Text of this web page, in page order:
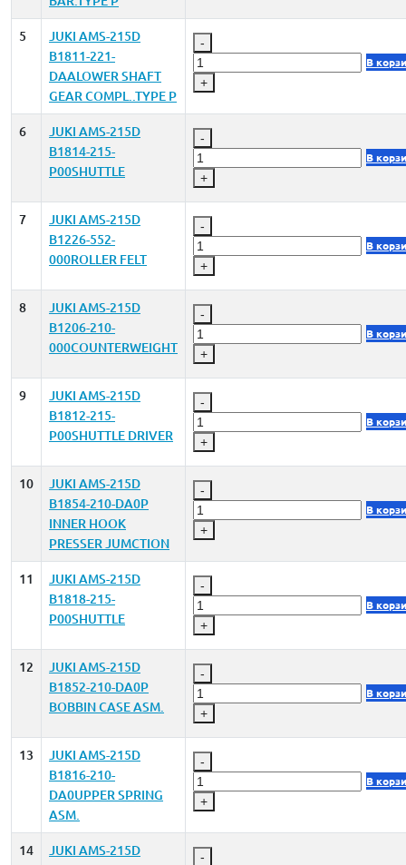
5
JUKI AMS-215D
B1811-221-
DAALOWER SHAFT
GEAR COMPL..TYPE P
-
+
В
6
JUKI AMS-215D
B1814-215-
P00SHUTTLE
-
+
В
7
JUKI AMS-215D
B1226-552-
000ROLLER FELT
-
+
В
8
JUKI AMS-215D
B1206-210-
000COUNTERWEIGHT
-
+
В
9
JUKI AMS-215D
B1812-215-
P00SHUTTLE DRIVER
-
+
В
10
JUKI AMS-215D
B1854-210-DA0P
INNER HOOK
PRESSER JUMCTION
-
+
В
11
JUKI AMS-215D
B1818-215-
P00SHUTTLE
-
+
В
12
JUKI AMS-215D
B1852-210-DA0P
BOBBIN CASE ASM.
-
+
В
13
JUKI AMS-215D
B1816-210-
DA0UPPER SPRING
ASM.
-
+
В
14
JUKI AMS-215D
-